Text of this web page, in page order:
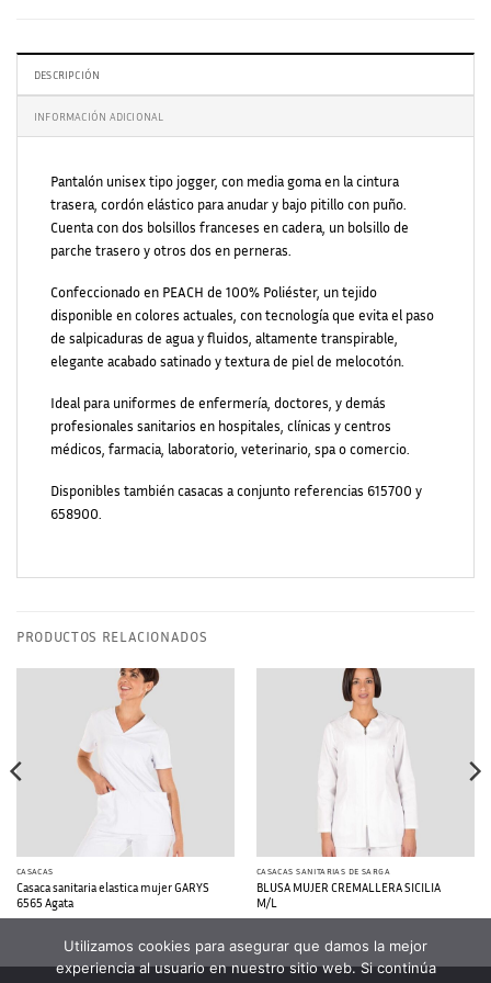
DESCRIPCIÓN
INFORMACIÓN ADICIONAL
Pantalón unisex tipo jogger, con media goma en la cintura
trasera, cordón elástico para anudar y bajo pitillo con puño.
Cuenta con dos bolsillos franceses en cadera, un bolsillo de
parche trasero y otros dos en perneras.
Confeccionado en PEACH de 100% Poliéster, un tejido
disponible en colores actuales, con tecnología que evita el paso
de salpicaduras de agua y fluidos, altamente transpirable,
elegante acabado satinado y textura de piel de melocotón.
Ideal para uniformes de enfermería, doctores, y demás
profesionales sanitarios en hospitales, clínicas y centros
médicos, farmacia, laboratorio, veterinario, spa o comercio.
Disponibles también casacas a conjunto referencias 615700 y
658900.
PRODUCTOS RELACIONADOS
CASACAS
Casaca sanitaria elastica mujer GARYS
6565 Agata
CASACAS SANITARIAS DE SARGA
BLUSA MUJER CREMALLERA SICILIA
M/L
Utilizamos cookies para asegurar que damos la mejor
experiencia al usuario en nuestro sitio web. Si continúa